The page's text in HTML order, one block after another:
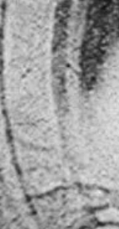
OLÁ! ME
SOU UM
MOVIDO
AJUDAR
EM CADA